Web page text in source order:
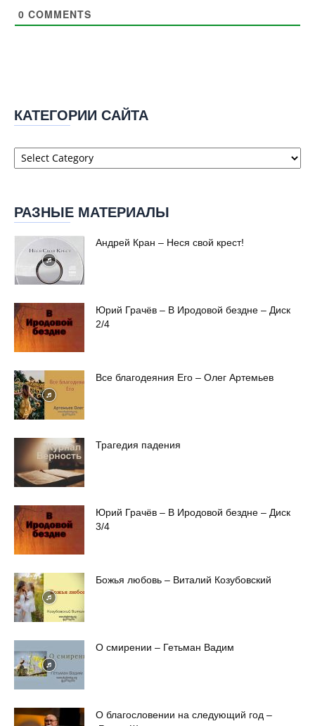
0 COMMENTS
КАТЕГОРИИ САЙТА
Категории
сайта
РАЗНЫЕ МАТЕРИАЛЫ
Андрей Кран – Неся свой крест!
Юрий Грачёв – В Иродовой бездне – Диск
2/4
Все благодеяния Его – Олег Артемьев
Трагедия падения
Юрий Грачёв – В Иродовой бездне – Диск
3/4
Божья любовь – Виталий Козубовский
О смирении – Гетьман Вадим
О благословении на следующий год –
все желающие могли слушать проповеди, аудио
книги, декламации. Цель наша —
Помогите нам сохранить свободный доступ к
♥ Поддержать сайт
Любая помощь имеет значение. Спасибо!